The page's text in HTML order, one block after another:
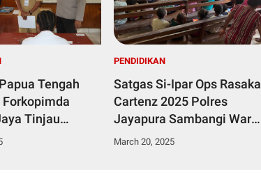
Tengah
Forkopimda
Tinjau
Ujian
PENDIDIKAN
Satgas Si-Ipar Ops Rasaka
Cartenz 2025 Polres
Jayapura Sambangi Warga
Mamberamo di Sentani
March 20, 2025